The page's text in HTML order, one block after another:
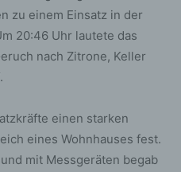
zu einem Einsatz in der
20:46 Uhr lautete das
nach Zitrone, Keller
einen starken
eines Wohnhauses fest.
mit Messgeräten begab